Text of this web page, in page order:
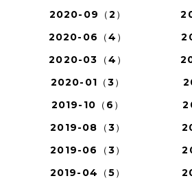
2020-09（2）
2020-06（4）
2020-03（4）
2020-01（3）
2019-10（6）
2019-08（3）
2019-06（3）
2019-04（5）